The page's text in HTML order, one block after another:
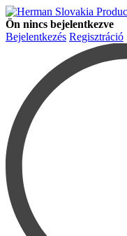
Ön nincs bejelentkezve
Bejelentkezés Regisztráció